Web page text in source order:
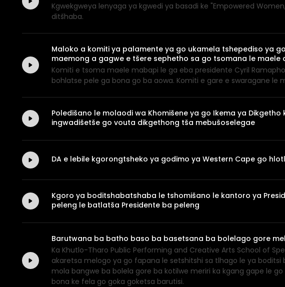
Kgwekgweya lenyaga ya kgwedi ya basadi ke "Empowered
ditšhaba.
Maloko a komiti ya palamente ya go ukamela tshepediso ya
maemong a gagwe e tšere sephetho sa go tsomana le maele
Komiti e tsoma maele mabapi le ga eba presidente Cyril
bohlatse pele ga bona go ba aowa. Komiti e gare e swaragane
Poledišano le molaodi wa Khomišene ya go Ikema ya
ingwadišetše go vouta dikgethong tša mebušoselegae
DA e lebile kgorongtsheko ya godimo ya Western Cape go
Kgoro ya boditshabatshaba le tshomišano le kantoro ya
peleng le batlatša Presidente ba peleng
Barutwana ba batho baso ba basetsana ba bolelago gore
Ka Khutlo-Tharo Public Performing and Creative Arts School of
akaretsa melogo ya go fapana le setshitshi sa tlhago le ya
mola bangwe ba bolela gore ba kotilwe meriri ka kgang gape le
bona ke fela go goka goketsa barutisi.